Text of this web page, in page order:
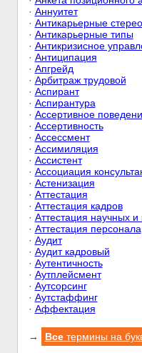
· Аннуитет
· Антикарьерные
· Антикарьерные типы
· Антикризисное
· Антиципация
· Апгрейд
· Арбитраж трудовой
· Аспирант
· Аспирантура
· Ассертивное
· Ассертивность
· Ассессмент
· Ассимиляция
· Ассистент
· Ассоциация
· Астенизация
· Аттестация
· Аттестация кадров
· Аттестация научных и
· Аттестация персонала
· Аудит
· Аудит кадровый
· Аутентичность
· Аутплейсмент
· Аутсорсинг
· Аутстаффинг
· Аффектация
→ Всетермины на